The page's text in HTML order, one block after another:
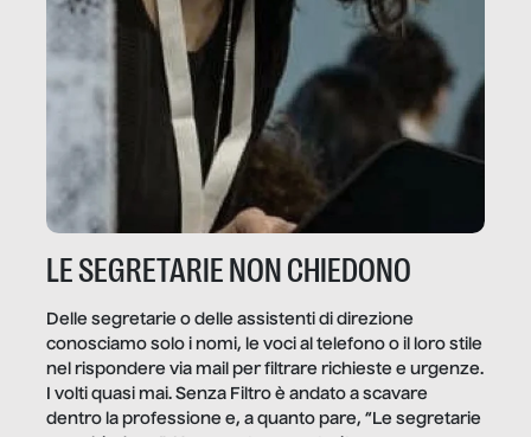
LE SEGRETARIE NON CHIEDONO
Delle segretarie o delle assistenti di direzione
conosciamo solo i nomi, le voci al telefono o il loro stile
nel rispondere via mail per filtrare richieste e urgenze.
I volti quasi mai. Senza Filtro è andato a scavare
dentro la professione e, a quanto pare, “Le segretarie